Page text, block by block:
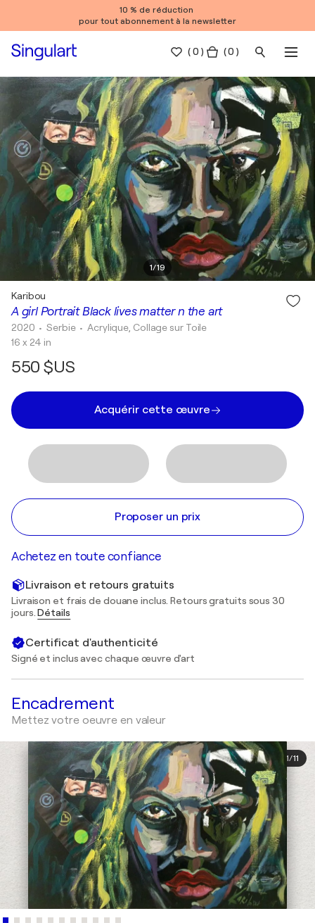
10 % de réduction
pour tout abonnement à la newsletter
(0 ) ( 0 )
1/19
A girl Portrait Black lives matter n the art
Karibou
2020 • Serbie •Acrylique, Collage sur Toile
16 x 24 in
550 $US
Acquérir cette œuvre
Proposer un prix
Achetez en toute confiance
Livraison et retours gratuits
Livraison et frais de douane inclus. Retours gratuits sous 30
jours.Détails
Certificat d'authenticité
Signé et inclus avec chaque œuvre d'art
Encadrement
Mettez votre oeuvre en valeur
1/11